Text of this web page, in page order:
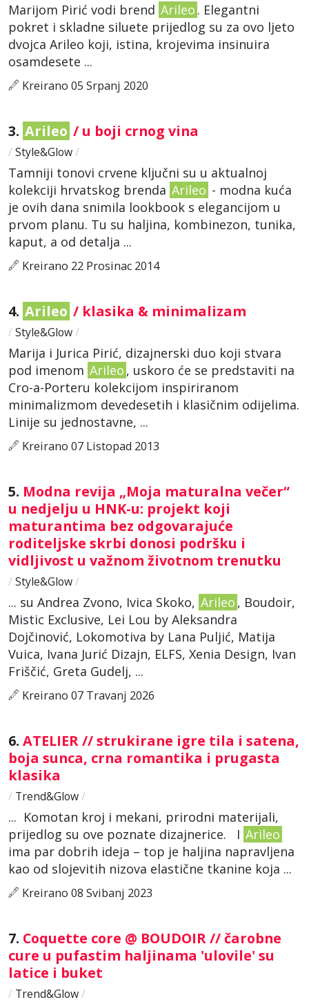
Marijom Pirić vodi brend Arileo . Elegantni
pokret i skladne siluete prijedlog su za ovo ljeto
dvojca Arileo koji, istina, krojevima insinuira
osamdesete ...
Kreirano 05 Srpanj 2020
3. Arileo / u boji crnog vina
/ Style&Glow/
Tamniji tonovi crvene ključni su u aktualnoj
kolekciji hrvatskog brenda Arileo - modna kuća
je ovih dana snimila lookbook s elegancijom u
prvom planu. Tu su haljina, kombinezon, tunika,
kaput, a od detalja ...
Kreirano 22 Prosinac 2014
4. Arileo / klasika & minimalizam
/ Style&Glow/
Marija i Jurica Pirić, dizajnerski duo koji stvara
pod imenom Arileo , uskoro će se predstaviti na
Cro-a-Porteru kolekcijom inspiriranom
minimalizmom devedesetih i klasičnim odijelima.
Linije su jednostavne, ...
Kreirano 07 Listopad 2013
5. Modna revija „Moja maturalna večer“
u nedjelju u HNK-u: projekt koji
maturantima bez odgovarajuće
roditeljske skrbi donosi podršku i
vidljivost u važnom životnom trenutku
/ Style&Glow/
... su Andrea Zvono, Ivica Skoko, Arileo , Boudoir,
Mistic Exclusive, Lei Lou by Aleksandra
Dojčinović, Lokomotiva by Lana Puljić, Matija
Vuica, Ivana Jurić Dizajn, ELFS, Xenia Design, Ivan
Friščić, Greta Gudelj, ...
Kreirano 07 Travanj 2026
6. ATELIER // strukirane igre tila i satena,
boja sunca, crna romantika i prugasta
klasika
/ Trend&Glow/
... Komotan kroj i mekani, prirodni materijali,
prijedlog su ove poznate dizajnerice. I Arileo
ima par dobrih ideja – top je haljina napravljena
kao od slojevitih nizova elastične tkanine koja ...
Kreirano 08 Svibanj 2023
7. Coquette core @ BOUDOIR // čarobne
cure u pufastim haljinama 'ulovile' su
latice i buket
/ Trend&Glow/